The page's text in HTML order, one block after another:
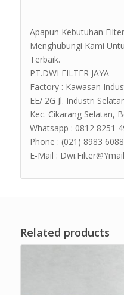
Apapun Kebutuhan
Menghubungi Kami
Terbaik.
PT.DWI FILTER JAYA
Factory : Kawasan
EE/ 2G Jl. Industri
Kec. Cikarang Selatan,
Whatsapp : 0812 8251
Phone : (021) 8983 6088
E-Mail :
Related products